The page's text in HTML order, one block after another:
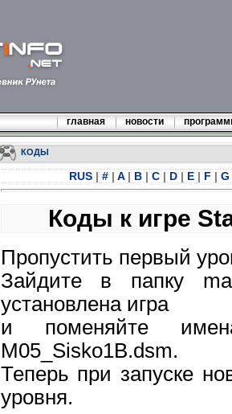
главная новости
КОДЫ
RUS | # | A | B | C | D | E | F |
Коды к игре
Пропустить первый
Зайдите в папку
установлена игра
и поменяйте
M05_Sisko1B.dsm.
Теперь при запуске
уровня.